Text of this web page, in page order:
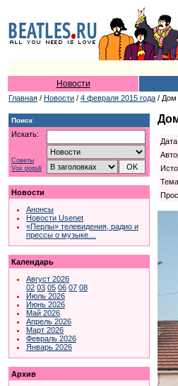
Новости
Главная / Новости / 4 февраля 2015 года / Дом
Поиск
Искать:
Советы
Vox populi
Новости
Анонсы
Новости Usenet
«Перлы» телевидения, радио и
прессы о музыке…
Календарь
Август 2026
02 03 05 06 07 08
Июль 2026
Июнь 2026
Май 2026
Апрель 2026
Март 2026
Февраль 2026
Январь 2026
Архив
Дата: